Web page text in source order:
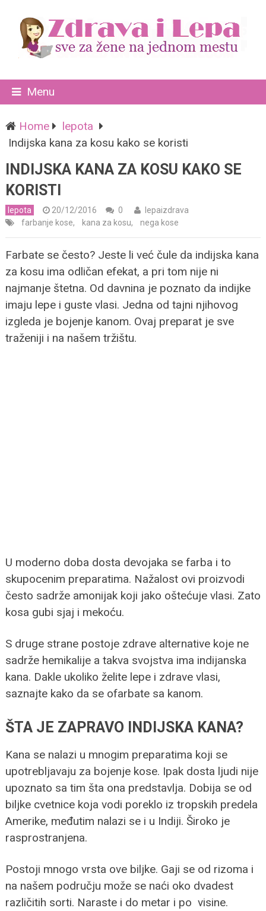
Menu
Home
lepota
Indijska kana za kosu kako se koristi
INDIJSKA KANA ZA KOSU KAKO SE
KORISTI
lepota 20/12/2016 0
lepaizdrava
farbanje kose, kana za kosu, nega kose
Farbate se često? Jeste li već čule da indijska kana
za kosu ima odličan efekat, a pri tom nije ni
najmanje štetna. Od davnina je poznato da indijke
imaju lepe i guste vlasi. Jedna od tajni njihovog
izgleda je bojenje kanom. Ovaj preparat je sve
traženiji i na našem tržištu.
U moderno doba dosta devojaka se farba i to
skupocenim preparatima. Nažalost ovi proizvodi
često sadrže amonijak koji jako oštećuje vlasi. Zato
kosa gubi sjaj i mekoću.
S druge strane postoje zdrave alternative koje ne
sadrže hemikalije a takva svojstva ima indijanska
kana. Dakle ukoliko želite lepe i zdrave vlasi,
saznajte kako da se ofarbate sa kanom.
ŠTA JE ZAPRAVO INDIJSKA KANA?
Kana se nalazi u mnogim preparatima koji se
upotrebljavaju za bojenje kose. Ipak dosta ljudi nije
upoznato sa tim šta ona predstavlja. Dobija se od
biljke cvetnice koja vodi poreklo iz tropskih predela
Amerike, međutim nalazi se i u Indiji. Široko je
rasprostranjena.
Postoji mnogo vrsta ove biljke. Gaji se od rizoma i
na našem području može se naći oko dvadest
različitih sorti. Naraste i do metar i po visine.